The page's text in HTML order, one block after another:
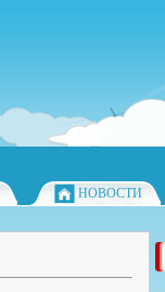
НОВОСТИ